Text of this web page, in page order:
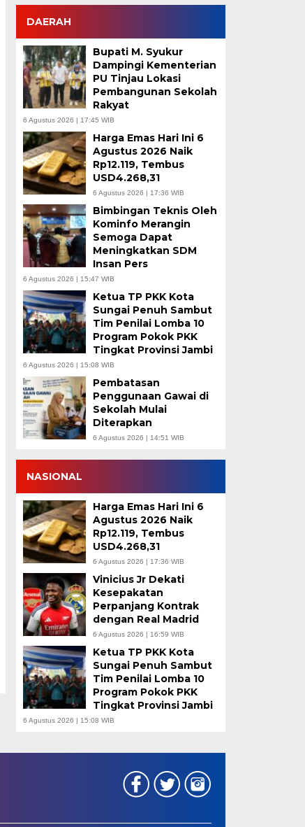
DAERAH
Bupati M. Syukur
Dampingi Kementerian
PU Tinjau Lokasi
Pembangunan Sekolah
Rakyat
6 Agustus 2026 | 17:45 WIB
Harga Emas Hari Ini 6
Agustus 2026 Naik
Rp12.119, Tembus
USD4.268,31
6 Agustus 2026 | 17:36 WIB
Bimbingan Teknis Oleh
Kominfo Merangin
Semoga Dapat
Meningkatkan SDM
Insan Pers
6 Agustus 2026 | 15:47 WIB
Ketua TP PKK Kota
Sungai Penuh Sambut
Tim Penilai Lomba 10
Program Pokok PKK
Tingkat Provinsi Jambi
6 Agustus 2026 | 15:08 WIB
Pembatasan
Penggunaan Gawai di
Sekolah Mulai
Diterapkan
6 Agustus 2026 | 14:51 WIB
NASIONAL
Harga Emas Hari Ini 6
Agustus 2026 Naik
Rp12.119, Tembus
USD4.268,31
6 Agustus 2026 | 17:36 WIB
Vinicius Jr Dekati
Kesepakatan
Perpanjang Kontrak
dengan Real Madrid
6 Agustus 2026 | 16:59 WIB
Ketua TP PKK Kota
Sungai Penuh Sambut
Tim Penilai Lomba 10
Program Pokok PKK
Tingkat Provinsi Jambi
6 Agustus 2026 | 15:08 WIB